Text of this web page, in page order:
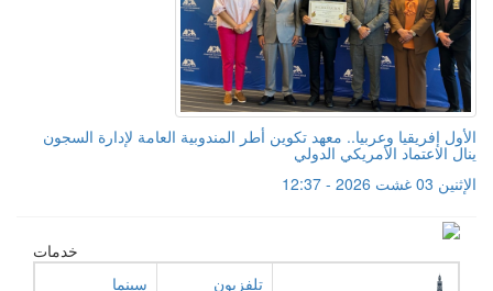
الأول إفريقيا وعربيا.. معهد تكوين أطر المندوبية العامة لإدارة السجون
ينال الاعتماد الأمريكي الدولي
الإثنين 03 غشت 2026 - 12:37
خدمات
تلفزيون سينما